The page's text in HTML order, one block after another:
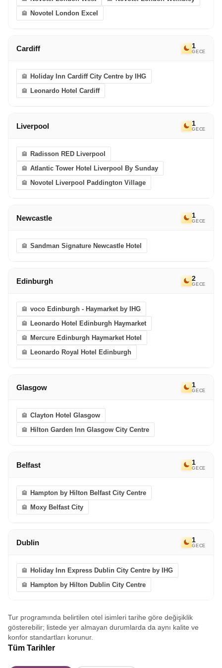
eriyor. Bir sonraki Avrupa Rüyası’nda görüşmek
dileğiyle!
Novotel London Excel
Cardiff 1
GECE
Holiday Inn Cardiff City Centre by IHG
Leonardo Hotel Cardiff
Liverpool 1
GECE
Radisson RED Liverpool
Atlantic Tower Hotel Liverpool By Sunday
Novotel Liverpool Paddington Village
Newcastle 1
GECE
Sandman Signature Newcastle Hotel
Edinburgh 2
GECE
voco Edinburgh - Haymarket by IHG
Leonardo Hotel Edinburgh Haymarket
Mercure Edinburgh Haymarket Hotel
Leonardo Royal Hotel Edinburgh
Glasgow 1
GECE
Clayton Hotel Glasgow
Hilton Garden Inn Glasgow City Centre
Belfast 1
GECE
Hampton by Hilton Belfast City Centre
Moxy Belfast City
Dublin 1
GECE
Holiday Inn Express Dublin City Centre by IHG
Hampton by Hilton Dublin City Centre
Tur programında belirtilen otel isimleri tarihe göre değişiklik
gösterebilir; listede yer almayan durumlarda da aynı kalite ve
konfor standartları korunur.
Tüm Tarihler